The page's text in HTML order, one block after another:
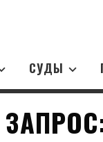
СУДЫ